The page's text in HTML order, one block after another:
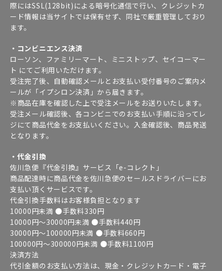
際にはSSL(128bit)による暗号化通信で行い、クレジットカ
ード情報は当サイトでは保有せず、同社で厳重管理しており
ます。
・コンビニエンス決済
ローソン、ファミリーマート、ミニストップ、セイコーマー
ト にてご利用いただけます。
受注完了後、自動確認メールとお支払い受付番号のご案内メ
ールが「イプシロン決済」から届きます。
※商品在庫を確認した上で受注メールをお送りいたします。
受注メール確認後、各コンビニでのお支払い手順に沿ってレ
ジにて商品代金をお支払いください。入金確認後、商品発送
となります。
・代金引換
佐川急便『代金引換』サービス「e-コレクト」
商品配達時に商品代金を佐川急便のセールスドライバーにお
支払い頂くサービスです。
代金引換手数料はお客様負担となります
10000円未満 ●手数料330円
10000円～30000円未満 ●手数料440円
30000円～100000円未満 ●手数料660円
100000円～300000円未満 ●手数料1100円
決済方法
代引金額のお支払い方法は、現金・クレジットカード・電子